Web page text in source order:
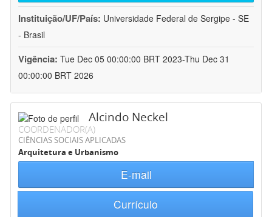
Instituição/UF/País: Universidade Federal de Sergipe - SE
- Brasil
Vigência: Tue Dec 05 00:00:00 BRT 2023-Thu Dec 31
00:00:00 BRT 2026
Alcindo Neckel
COORDENADOR(A)
CIÊNCIAS SOCIAIS APLICADAS
Arquitetura e Urbanismo
E-mail
Currículo